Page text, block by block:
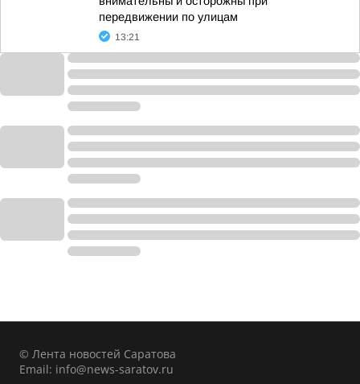
передвижении по улицам
13:21
© Лента новостей Саратова
Email: info@news-saratov.ru